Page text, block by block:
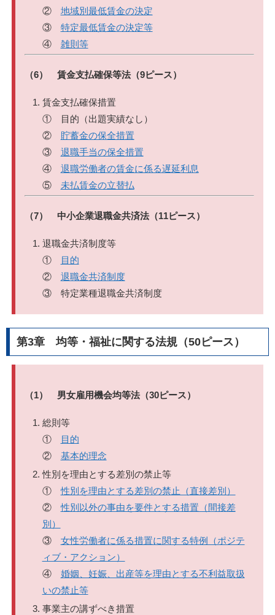
② 地域別最低賃金の決定
③ 特定最低賃金の決定等
④ 雑則等
（6） 賃金支払確保等法（9ピース）
賃金支払確保措置
① 目的（出題実績なし）
② 貯蓄金の保全措置
③ 退職手当の保全措置
④ 退職労働者の賃金に係る遅延利息
⑤ 未払賃金の立替払
（7） 中小企業退職金共済法（11ピース）
退職金共済制度等
①
目的
② 退職金共済制度
③ 特定業種退職金共済制度
第3章 均等・福祉に関する法規（50ピース）
（1） 男女雇用機会均等法（30ピース）
総則等
①
目的
② 基本的理念
性別を理由とする差別の禁止等
①性別を理由とする差別の禁止（直接差別）
②性別以外の事由を要件とする措置（間接差
別）
③ 女性労働者に係る措置に関する特例（ポジテ
ィブ・アクション）
④ 婚姻、妊娠、出産等を理由とする不利益取扱
いの禁止等
事業主の講ずべき措置